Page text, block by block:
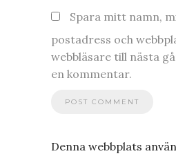
Spara mitt namn,
postadress och
webbläsare till nästa
en kommentar.
Denna webbplats